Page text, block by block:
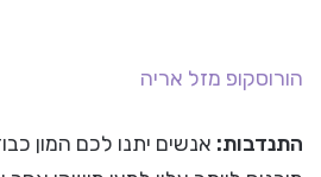
הורוסקופ מזל אריה
התנדבות: אנשים יתנו לכם המון